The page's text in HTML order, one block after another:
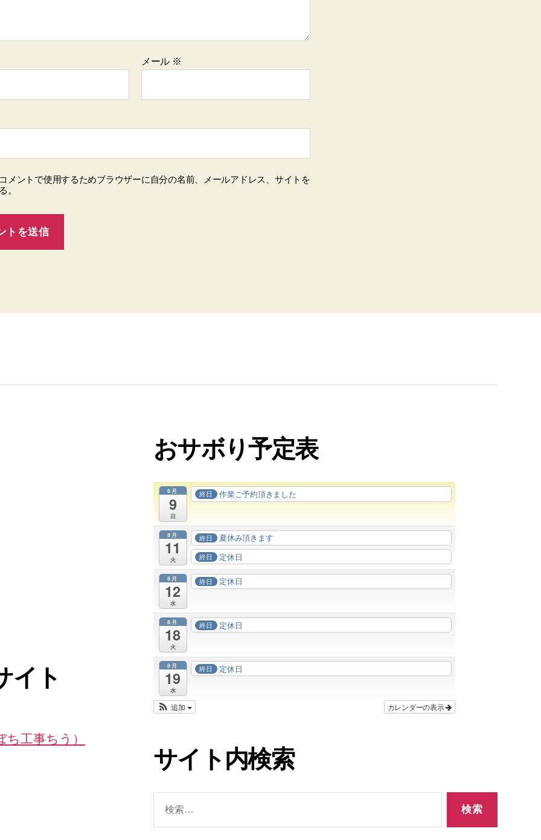
メール ※
メントで使用するためブラウザーに自分の名前、メールアドレス、サイトを
。
イト
工事ちう）
おサボり予定表
8月
9
日
終日 作業ご予約頂きました
8月
11
火
終日 夏休み頂きます
終日 定休日
8月
12
水
終日 定休日
8月
18
火
終日 定休日
8月
19
水
終日 定休日
カレンダーの表示
追加
サイト内検索